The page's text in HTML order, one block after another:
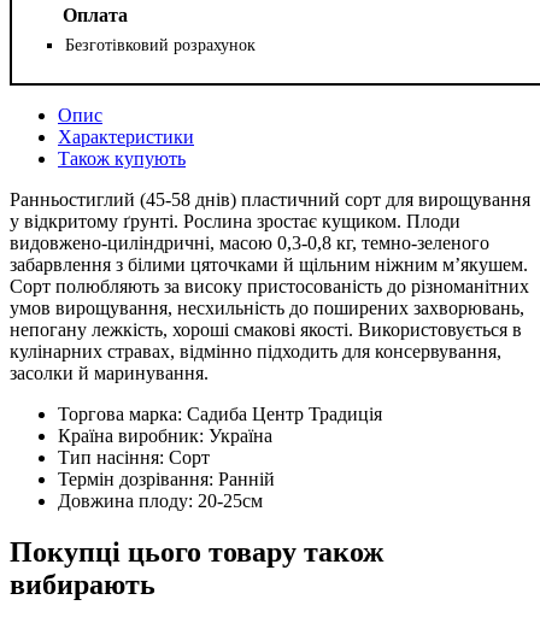
Оплата
Безготівковий розрахунок
Опис
Характеристики
Також купують
Ранньостиглий (45-58 днів) пластичний сорт для вирощування
у відкритому ґрунті. Рослина зростає кущиком. Плоди
видовжено-циліндричні, масою 0,3-0,8 кг, темно-зеленого
забарвлення з білими цяточками й щільним ніжним м’якушем.
Сорт полюбляють за високу пристосованість до різноманітних
умов вирощування, несхильність до поширених захворювань,
непогану лежкість, хороші смакові якості. Використовується в
кулінарних стравах, відмінно підходить для консервування,
засолки й маринування.
Торгова марка: Садиба Центр Традиція
Країна виробник: Україна
Тип насіння: Сорт
Термін дозрівання: Ранній
Довжина плоду: 20-25см
Покупці цього товару також
вибирають